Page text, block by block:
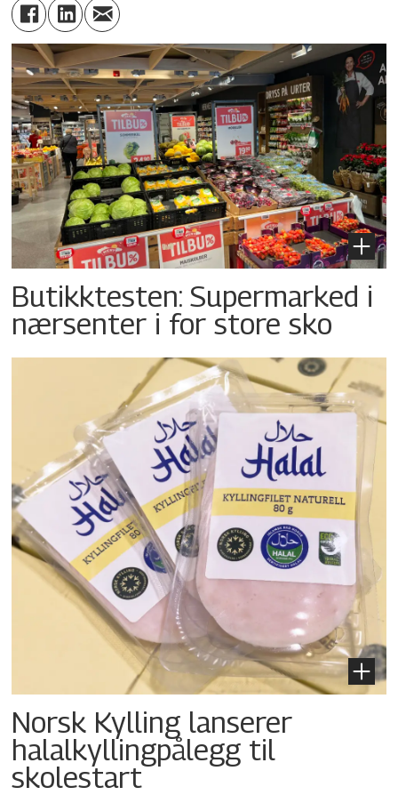
Butikktesten: Supermarked i
nærsenter i for store sko
Norsk Kylling lanserer
halalkylling­pålegg til
skolestart